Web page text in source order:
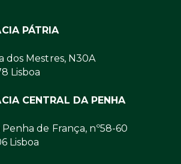
PÁTRIA
dos Mestres, N30A
Lisboa
CENTRAL DA PENHA
de França, nº58-60
Lisboa